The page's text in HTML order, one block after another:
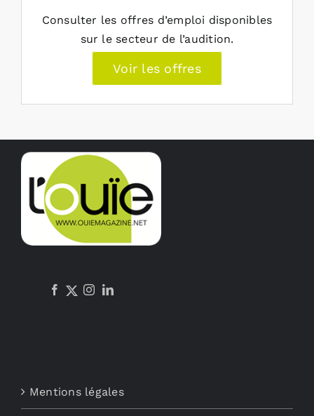
Consulter les offres d’emploi disponibles
sur le secteur de l’audition.
Voir les offres
Mentions légales